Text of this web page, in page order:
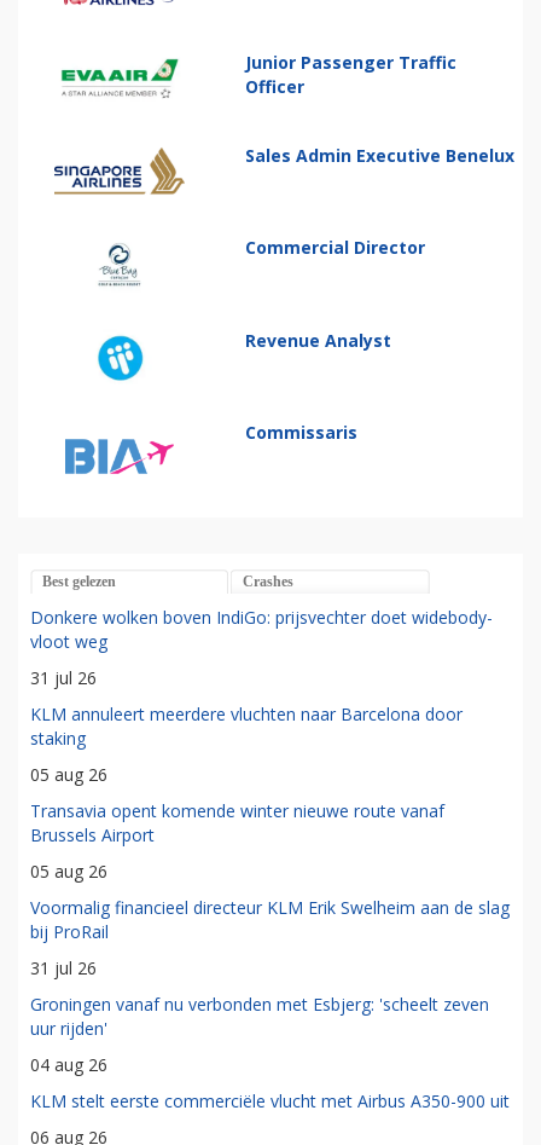
Junior Passenger Traffic
Officer
Sales Admin Executive Benelux
Commercial Director
Revenue Analyst
Commissaris
Best gelezen Crashes
Donkere wolken boven IndiGo: prijsvechter doet widebody-
vloot weg
31 jul 26
KLM annuleert meerdere vluchten naar Barcelona door
staking
05 aug 26
Transavia opent komende winter nieuwe route vanaf
Brussels Airport
05 aug 26
Voormalig financieel directeur KLM Erik Swelheim aan de slag
bij ProRail
31 jul 26
Groningen vanaf nu verbonden met Esbjerg: 'scheelt zeven
uur rijden'
04 aug 26
KLM stelt eerste commerciële vlucht met Airbus A350-900 uit
06 aug 26